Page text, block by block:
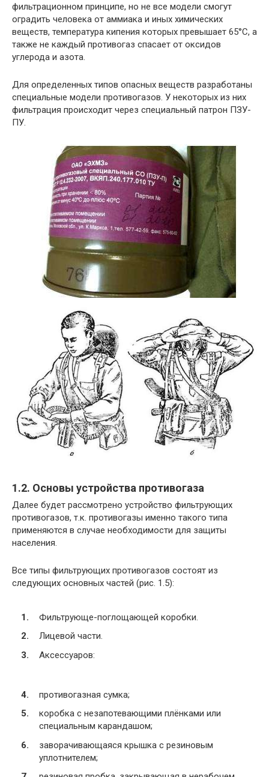
фильтрационном принципе, но не все модели смогут
оградить человека от аммиака и иных химических
веществ, температура кипения которых превышает 65°С, а
также не каждый противогаз спасает от оксидов
углерода и азота.
Для определенных типов опасных веществ разработаны
специальные модели противогазов. У некоторых из них
фильтрация происходит через специальный патрон ПЗУ-
ПУ.
1.2. Основы устройства противогаза
Далее будет рассмотрено устройство фильтрующих
противогазов, т.к. противогазы именно такого типа
применяются в случае необходимости для защиты
населения.
Все типы фильтрующих противогазов состоят из
следующих основных частей (рис. 1.5):
Фильтрующе-поглощающей коробки.
Лицевой части.
Аксессуаров:
противогазная сумка;
коробка с незапотевающими плёнками или
специальным карандашом;
заворачивающаяся крышка с резиновым
уплотнителем;